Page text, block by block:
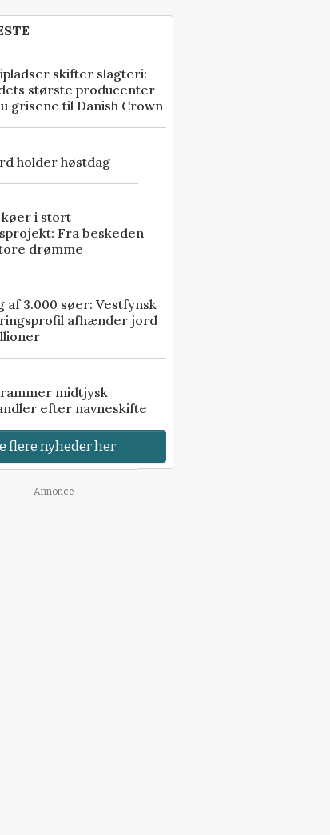
skifter slagteri:
største producenter
grisene til Danish Crown
holder høstdag
i stort
Fra beskeden
drømme
af 3.000 søer: Vestfynsk
afhænder jord
midtjysk
efter navneskifte
flere nyheder her
Annonce